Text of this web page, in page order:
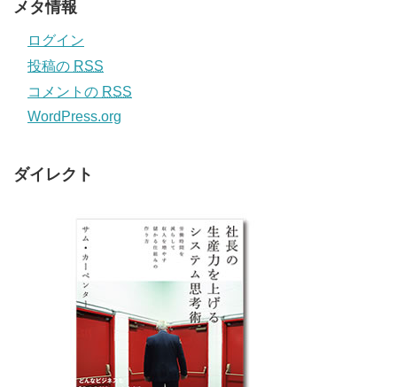
メタ情報
ログイン
投稿の RSS
コメントの RSS
WordPress.org
ダイレクト